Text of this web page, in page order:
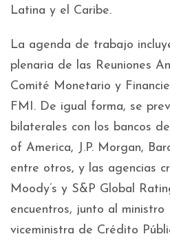
Latina y el Caribe.
La agenda de trabajo
plenaria de las Reuniones
Comité Monetario y
FMI. De igual forma, se
bilaterales con los bancos
of America, J.P. Morgan,
entre otros, y las agencias
Moody’s y S&P Global
encuentros, junto al
viceministra de Crédito